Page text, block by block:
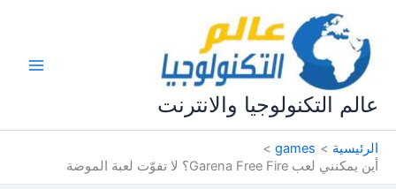
المحتوى
عالم التكنولوجيا والانترنت
الرئيسية
games
أين يمكنني لعب Garena Free Fire؟ لا تفوّت لعبة الموضة